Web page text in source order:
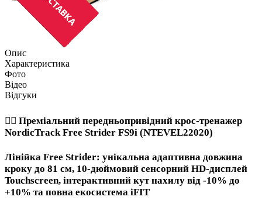
Опис
Характеристика
Фото
Відео
Відгуки
🏃‍♂️ Преміальний передньопривідний крос-тренажер
NordicTrack Free Strider FS9i (NTEVEL22020)
Лінійка Free Strider: унікальна адаптивна довжина
кроку до 81 см, 10-дюймовий сенсорний HD-дисплей
Touchscreen, інтерактивний кут нахилу від -10% до
+10% та повна екосистема iFIT